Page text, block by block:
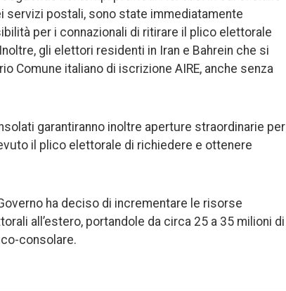
postali, sono state immediatamente
per i connazionali di ritirare il plico elettorale
gli elettori residenti in Iran e Bahrein che si
Comune italiano di iscrizione AIRE, anche senza
garantiranno inoltre aperture straordinarie per
il plico elettorale di richiedere e ottenere
ha deciso di incrementare le risorse
all’estero, portandole da circa 25 a 35 milioni di
consolare.